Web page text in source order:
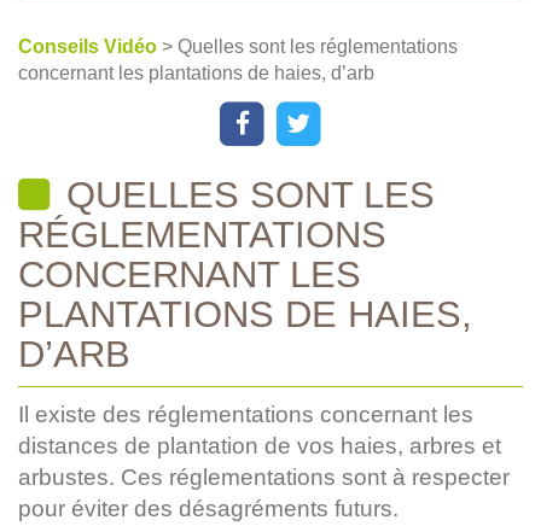
Conseils Vidéo > Quelles sont les réglementations
concernant les plantations de haies, d’arb
QUELLES SONT LES
RÉGLEMENTATIONS
CONCERNANT LES
PLANTATIONS DE HAIES,
D’ARB
Il existe des réglementations concernant les
distances de plantation de vos haies, arbres et
arbustes. Ces réglementations sont à respecter
pour éviter des désagréments futurs.